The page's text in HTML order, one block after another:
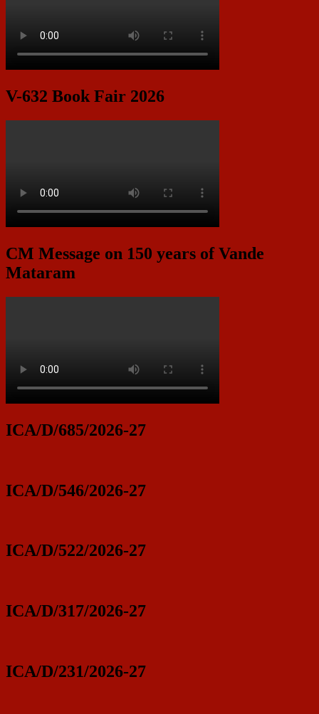
V-632 Book Fair 2026
CM Message on 150 years of Vande
Mataram
ICA/D/685/2026-27
ICA/D/546/2026-27
ICA/D/522/2026-27
ICA/D/317/2026-27
ICA/D/231/2026-27